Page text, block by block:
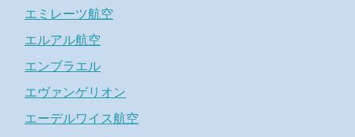
エミレーツ航空
エルアル航空
エンブラエル
エヴァンゲリオン
エーデルワイス航空